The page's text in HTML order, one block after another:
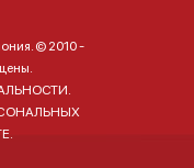
© 2010 -